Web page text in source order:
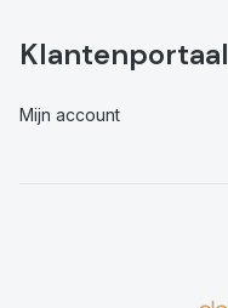
Klantenportaal
Mijn account